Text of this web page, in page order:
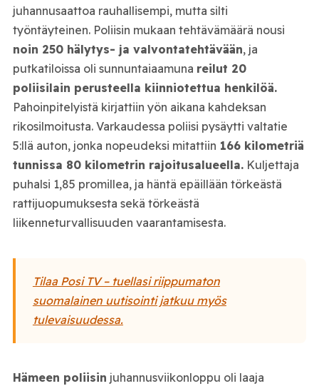
juhannusaattoa rauhallisempi, mutta silti
työntäyteinen. Poliisin mukaan tehtävämäärä nousi
noin 250 hälytys- ja valvontatehtävään, ja
putkatiloissa oli sunnuntaiaamuna reilut 20
poliisilain perusteella kiinniotettua henkilöä.
Pahoinpitelyistä kirjattiin yön aikana kahdeksan
rikosilmoitusta. Varkaudessa poliisi pysäytti valtatie
5:llä auton, jonka nopeudeksi mitattiin 166 kilometriä
tunnissa 80 kilometrin rajoitusalueella.Kuljettaja
puhalsi 1,85 promillea, ja häntä epäillään törkeästä
rattijuopumuksesta sekä törkeästä
liikenneturvallisuuden vaarantamisesta.
Tilaa Posi TV – tuellasi riippumaton
suomalainen uutisointi jatkuu myös
tulevaisuudessa.
Hämeen poliisin juhannusviikonloppu oli laaja